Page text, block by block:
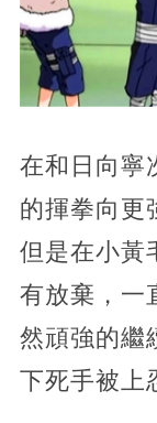
在和日向寧
的揮拳向更
但是在小黃
有放棄，一
然頑強的繼
下死手被上